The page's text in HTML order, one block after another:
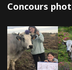
Concours